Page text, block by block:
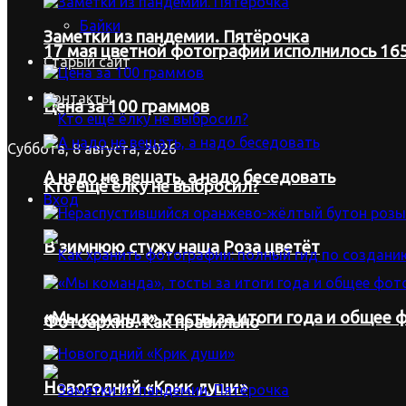
Байки
Старый сайт
Контакты
Суббота, 8 августа, 2026
Вход
Заметки из пандемии. Пятёрочка
Цена за 100 граммов
А надо не вещать, а надо беседовать
В зимнюю стужу наша Роза цветёт
«Мы команда», тосты за итоги года и общее
Новогодний «Крик души»
17 мая цветной фотографии исполнилось
Кто ещё ёлку не выбросил?
Фотоархив. Как правильно